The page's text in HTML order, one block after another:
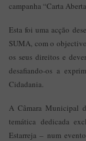
campanha “Carta
Esta foi uma acção
SUMA, com o
os seus direitos e
desafiando-os a
Cidadania.
A Câmara Municipal
temática dedicada
Estarreja – num